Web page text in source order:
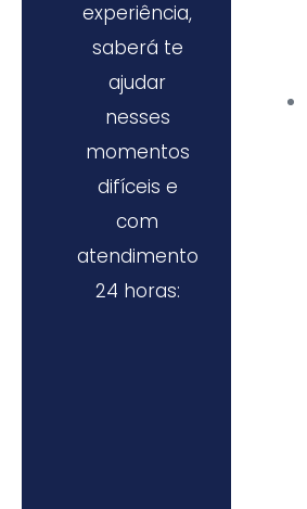
experiência,
saberá te
ajudar
nesses
momentos
difíceis e
com
atendimento
24 horas: